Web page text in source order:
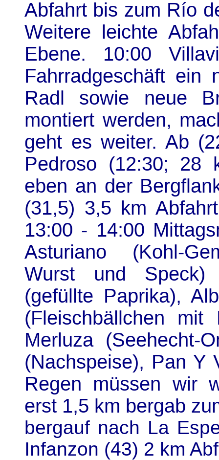
Abfahrt bis zum Río
Weitere leichte
Ebene. 10:00
Fahrradgeschäft ein
Radl sowie neue
montiert werden,
geht es weiter. Ab
Pedroso (12:30; 28
eben an der
(31,5) 3,5 km
13:00 - 14:00
Asturiano (Kohl-
Wurst und Speck)
(gefüllte Paprika),
(Fleischbällchen
Merluza (Seehecht-
(Nachspeise), Pan Y
Regen müssen wir
erst 1,5 km bergab
bergauf nach La
Infanzon (43) 2 km